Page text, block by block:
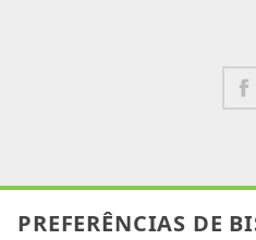
PREFERÊNCIAS DE